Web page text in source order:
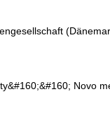
Novo